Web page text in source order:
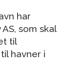
har
som skal
til
havner i